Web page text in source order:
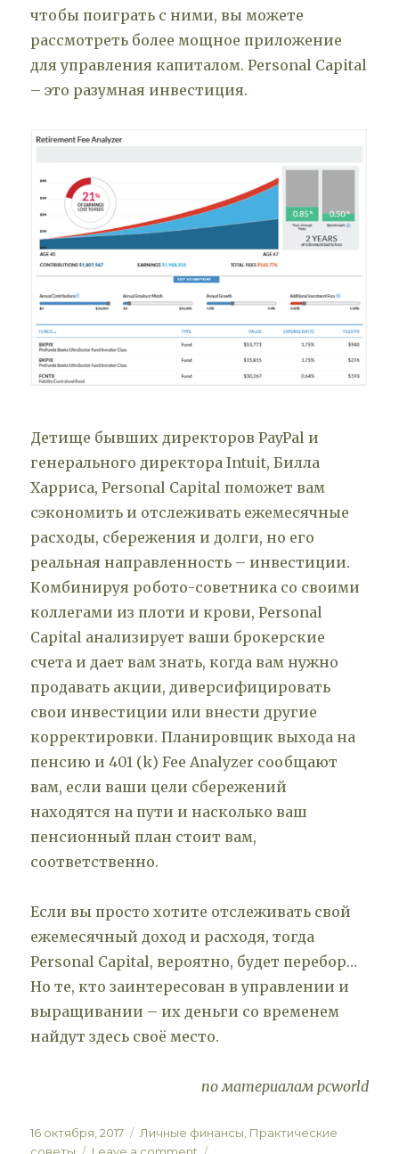
чтобы поиграть с ними, вы можете
рассмотреть более мощное приложение
для управления капиталом. Personal Capital
– это разумная инвестиция.
Детище бывших директоров PayPal и
генерального директора Intuit, Билла
Харриса, Personal Capital поможет вам
сэкономить и отслеживать ежемесячные
расходы, сбережения и долги, но его
реальная направленность – инвестиции.
Комбинируя робото-советника со своими
коллегами из плоти и крови, Personal
Capital анализирует ваши брокерские
счета и дает вам знать, когда вам нужно
продавать акции, диверсифицировать
свои инвестиции или внести другие
корректировки. Планировщик выхода на
пенсию и 401 (k) Fee Analyzer сообщают
вам, если ваши цели сбережений
находятся на пути и насколько ваш
пенсионный план стоит вам,
соответственно.
Если вы просто хотите отслеживать свой
ежемесячный доход и расходя, тогда
Personal Capital, вероятно, будет перебор…
Но те, кто заинтересован в управлении и
выращивании – их деньги со временем
найдут здесь своё место.
по материалам pcworld
Posted
on
16 октября, 2017 Categories
Личные финансы Практические
on